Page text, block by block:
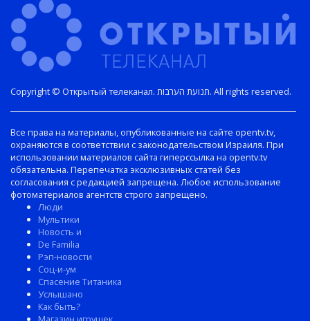
Copyright © Открытый телеканал. תנועת הערבות. All rights reserved.
Все права на материалы, опубликованные на сайте opentv.tv,
охраняются в соответствии с законодательством Израиля. При
использовании материалов сайта гиперссылка на opentv.tv
обязательна. Перепечатка эксклюзивных статей без
согласования с редакцией запрещена. Любое использование
фотоматериалов агентств строго запрещено.
Люди
Мультики
Новость и
De Familia
Рэп-новости
Соц-и-ум
Спасение Титаника
Услышано
Как быть?